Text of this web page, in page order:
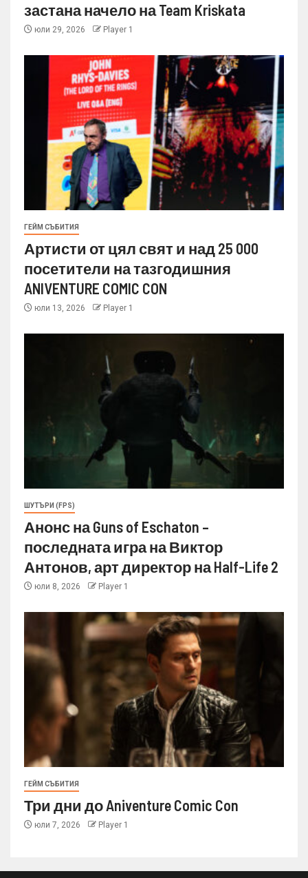
застана начело на Team Kriskata
юли 29, 2026 Player 1
ГЕЙМ СЪБИТИЯ
Артисти от цял свят и над 25 000
посетители на тазгодишния
ANIVENTURE COMIC CON
юли 13, 2026 Player 1
ШУТЪРИ (FPS)
Анонс на Guns of Eschaton –
последната игра на Виктор
Антонов, арт директор на Half-Life 2
юли 8, 2026 Player 1
ГЕЙМ СЪБИТИЯ
Три дни до Aniventure Comic Con
юли 7, 2026 Player 1